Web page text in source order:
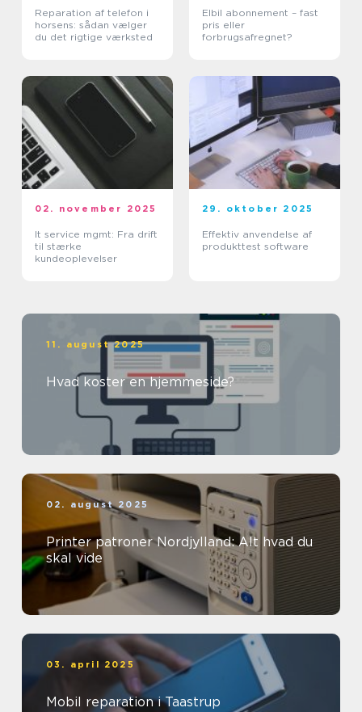
Reparation af telefon i
horsens: sådan vælger
du det rigtige værksted
Elbil abonnement – fast
pris eller
forbrugsafregnet?
02. november 2025
It service mgmt: Fra drift
til stærke
kundeoplevelser
29. oktober 2025
Effektiv anvendelse af
produkttest software
11. august 2025
Hvad koster en hjemmeside?
02. august 2025
Printer patroner Nordjylland: Alt hvad du
skal vide
03. april 2025
Mobil reparation i Taastrup